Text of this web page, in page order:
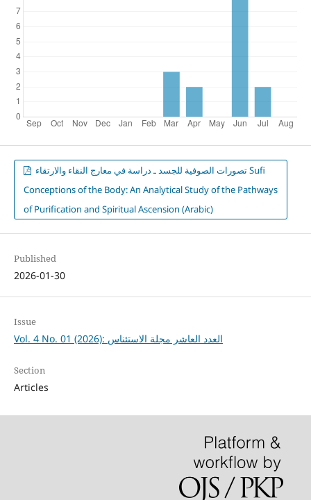
Conceptions of the Body: An Analytical Study of the Pathways
of Purification and Spiritual Ascension (Arabic)
Published
2026-01-30
Issue
Vol. 4 No. 01 (2026): العدد العاشر مجلة الاستئناس
Section
Articles